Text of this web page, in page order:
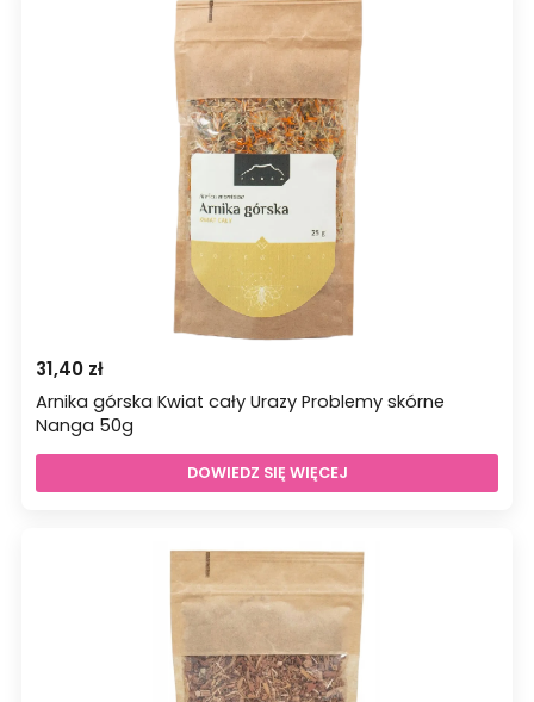
31,40 zł
Arnika górska Kwiat cały Urazy Problemy skórne
Nanga 50g
DOWIEDZ SIĘ WIĘCEJ